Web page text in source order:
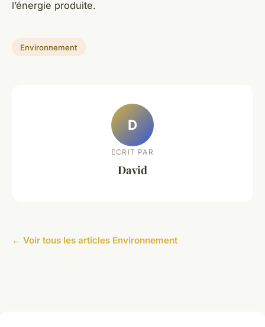
l’énergie produite.
Environnement
D
ECRIT PAR
David
← Voir tous les articles Environnement